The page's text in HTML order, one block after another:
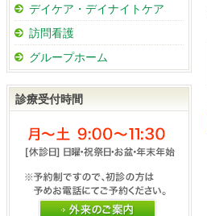
デイケア・デイナイトケア
訪問看護
グループホーム
診療受付時間